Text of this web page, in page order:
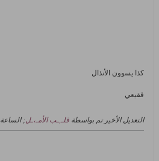
كذا يسوون الأنذال
فقيعي
التعديل الأخير تم بواسطة قلـ,ـب الأمـ،ـل; الساعة